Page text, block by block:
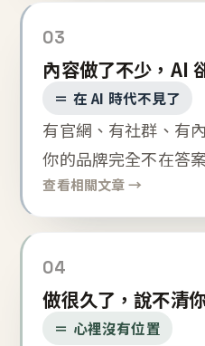
03
內容做了不少，AI
＝ 在 AI 時代不見了
有官網、有社群、有
你的品牌完全不在答
查看相關文章 →
04
做很久了，說不清
＝ 心裡沒有位置